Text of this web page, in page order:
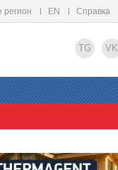
регион EN Справка
TG VK